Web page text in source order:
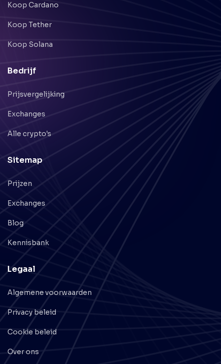
Koop Cardano
Koop Tether
Koop Solana
Bedrijf
Prijsvergelijking
Exchanges
Alle crypto's
Sitemap
Prijzen
Exchanges
Blog
Kennisbank
Legaal
Algemene voorwaarden
Privacy beleid
Cookie beleid
Over ons